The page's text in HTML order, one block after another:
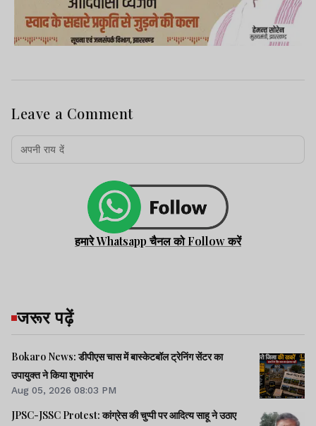
Leave a Comment
हमारे Whatsapp चैनल को Follow करें
जरूर पढ़ें
Bokaro News: डीपीएस चास में बास्केटबॉल ट्रेनिंग सेंटर का
उपायुक्त ने किया शुभारंभ
Aug 05, 2026 08:03 PM
JPSC-JSSC Protest: कांग्रेस की चुप्पी पर आदित्य साहू ने उठाए